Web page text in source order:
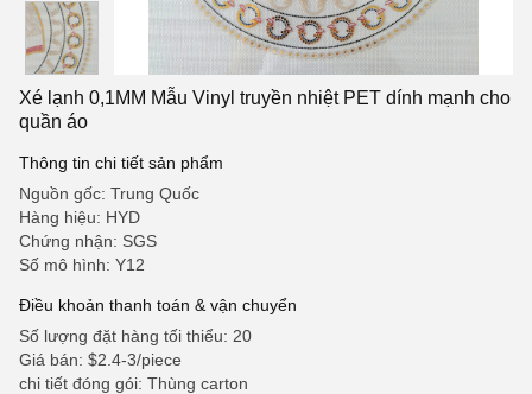
Xé lạnh 0,1MM Mẫu Vinyl truyền nhiệt PET dính mạnh cho
quần áo
Thông tin chi tiết sản phẩm
Nguồn gốc: Trung Quốc
Hàng hiệu: HYD
Chứng nhận: SGS
Số mô hình: Y12
Điều khoản thanh toán & vận chuyển
Số lượng đặt hàng tối thiểu: 20
Giá bán: $2.4-3/piece
chi tiết đóng gói: Thùng carton